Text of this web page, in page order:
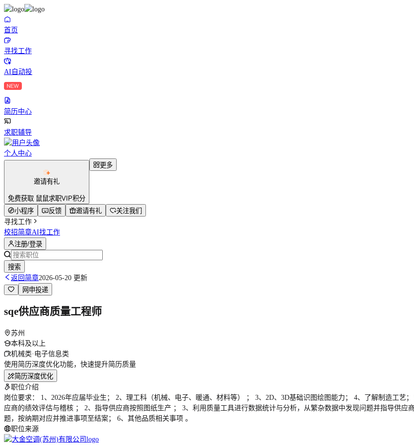
首页
寻找工作
AI自动投
简历中心
求职辅导
个人中心
邀请有礼
免费获取 鼠鼠求职VIP积分
更多
小程序 反馈 邀请有礼
关注我们
寻找工作
校招简章AI找工作
注册/登录
搜索
返回简章2026-05-20 更新
网申投递
sqe供应商质量工程师
苏州
本科及以上
机械类·电子信息类
使用简历深度优化功能，快速提升简历质量
简历深度优化
职位介绍
岗位要求： 1、2026年应届毕业生； 2、理工科（机械、电子、暖通、材料等） ； 3、2D、3D基础识图绘图能力； 4、了解制造工
应商的绩效评估与稽核 ； 2、指导供应商按照图纸生产 ； 3、利用质量工具进行数据统计与分析，从繁杂数据中发现问题并指导供
题，按纳期对应并推进事项至结案； 6、其他品质相关事项 。
职位来源